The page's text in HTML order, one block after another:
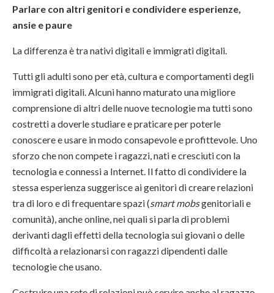
Parlare con altri genitori e condividere esperienze,
ansie e paure
La differenza è tra nativi digitali e immigrati digitali.
Tutti gli adulti sono per età, cultura e comportamenti degli
immigrati digitali. Alcuni hanno maturato una migliore
comprensione di altri delle nuove tecnologie ma tutti sono
costretti a doverle studiare e praticare per poterle
conoscere e usare in modo consapevole e profittevole. Uno
sforzo che non compete i ragazzi, nati e cresciuti con la
tecnologia e connessi a Internet. Il fatto di condividere la
stessa esperienza suggerisce ai genitori di creare relazioni
tra di loro e di frequentare spazi (smart mobsgenitoriali e
comunità), anche online, nei quali si parla di problemi
derivanti dagli effetti della tecnologia sui giovani o delle
difficoltà a relazionarsi con ragazzi dipendenti dalle
tecnologie che usano.